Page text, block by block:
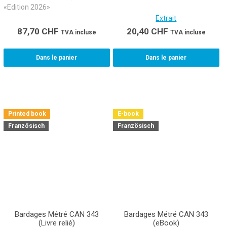
«Edition 2026»
87,70 CHF TVA incluse
Dans le panier
Extrait
20,40 CHF TVA incluse
Dans le panier
Printed book
Französisch
Bardages Métré CAN 343
(Livre relié)
E-book
Französisch
Bardages Métré CAN 343
(eBook)